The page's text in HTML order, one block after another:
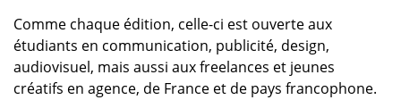
Comme chaque édition, celle-ci est ouverte aux
étudiants en communication, publicité, design,
audiovisuel, mais aussi aux freelances et jeunes
créatifs en agence, de France et de pays francophone.